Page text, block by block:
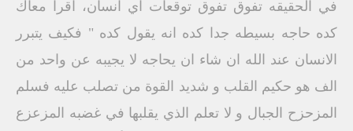
في الحقيقه تفوق تفوق توقعات اي انسان، اقرا معاك
كده حاجه بسيطه جدا كده انه يقول كده " فكيف يتبرر
الانسان عند الله ان شاء ان يحاجه لا يجيبه عن واحد من
الف هو حكيم القلب و شديد القوة من تصلب عليه فسلم
المزحزح الجبال و لا تعلم الذي يقلبها في غضبه المزعزع